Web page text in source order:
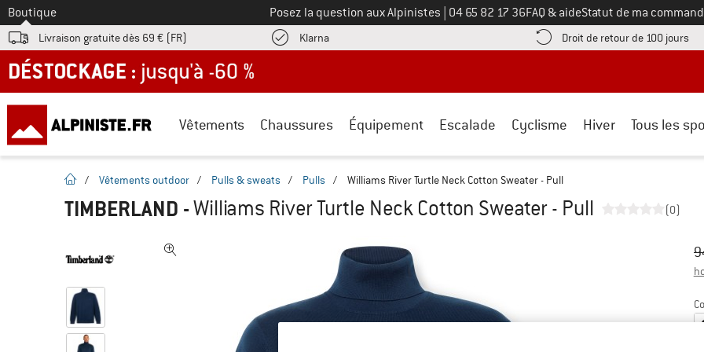
Vers le
Boutique Posez la question aux Alpinistes Appelez-nous au
04 65 82 17 36FAQ & aideStatut de ma
Livraison gratuite dès 69 € (FR) KlarnaTrouve les informations de paiement ici ! Ouvre une boîte d'information
Droit de retour de 100 jours
DÉSTOCKAGE : jusqu'à -60 %
Vêtements Chaussures Équipement Escalade Cyclisme Hiver Tous les
Page d'accueil
/ Vêtements outdoor / Pulls & sweats / Pulls / Williams River Turtle Neck Cotton Sweater - Pull
TIMBERLAND -Williams River Turtle Neck Cotton Sweater - Pull (0)